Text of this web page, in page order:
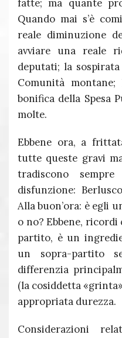
fatte; ma quante
Quando mai s’è
reale diminuzione
avviare una reale
deputati; la
Comunità
bonifica della Spesa
molte.
Ebbene ora, a
tutte queste gravi
tradiscono
disfunzione:
Alla buon’ora: è egli
o no? Ebbene,
partito, è un
un sopra-partito
differenzia
(la cosiddetta
appropriata durezza.
Considerazioni